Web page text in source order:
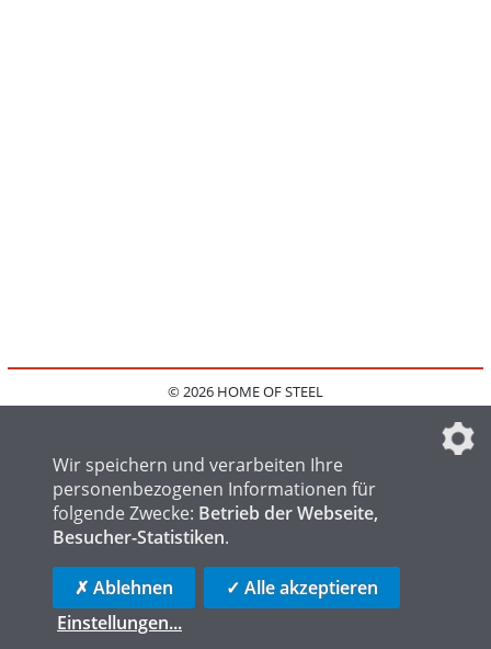
© 2026 HOME OF STEEL
IMPRESSUM
FAQ
DATENSCHUTZEINSTELLUNGEN
HOME OF WELDING
HOME OF LOGISTICS
Wir speichern und verarbeiten Ihre
personenbezogenen Informationen für
folgende Zwecke: Betrieb der Webseite,
Besucher-Statistiken.
✗ Ablehnen
✓ Alle akzeptieren
Einstellungen...